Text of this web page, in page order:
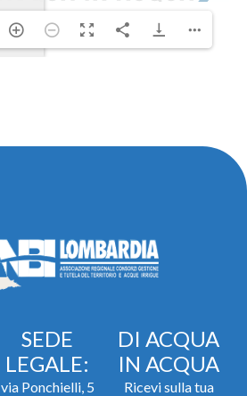
SEDE
LEGALE:
via Ponchielli, 5
DI ACQUA
IN ACQUA
Ricevi sulla tua